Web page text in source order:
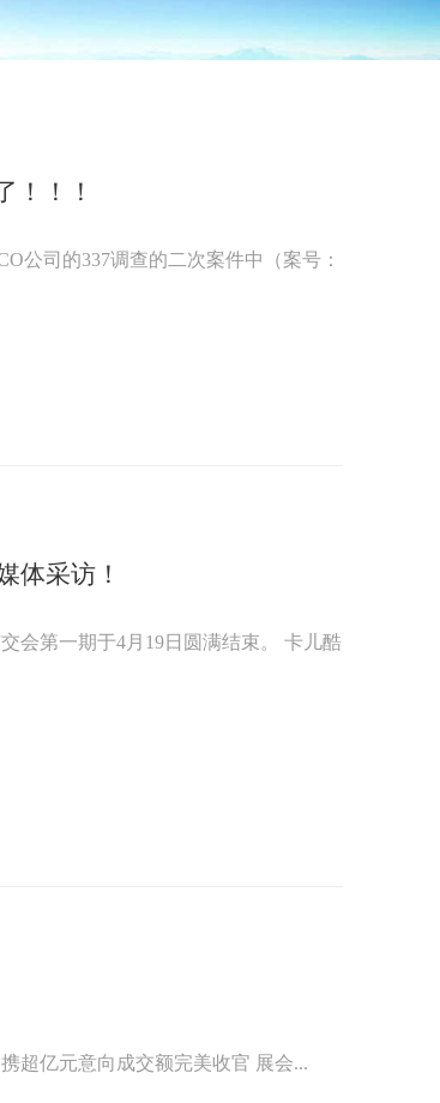
！！！
公司的337调查的二次案件中（案号：
体采访！
会第一期于4月19日圆满结束。 卡儿酷
超亿元意向成交额完美收官 展会...